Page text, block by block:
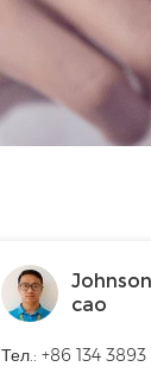
Johnson
cao
Тел.: +86 134